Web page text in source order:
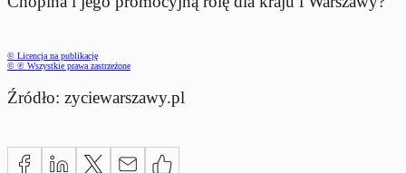
© Licencja na publikację
© ℗ Wszystkie prawa zastrzeżone
Źródło: zyciewarszawy.pl